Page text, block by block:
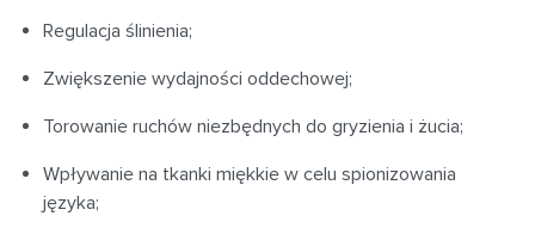
Regulacja ślinienia;
Zwiększenie wydajności oddechowej;
Torowanie ruchów niezbędnych do gryzienia i żucia;
Wpływanie na tkanki miękkie w celu spionizowania
języka;